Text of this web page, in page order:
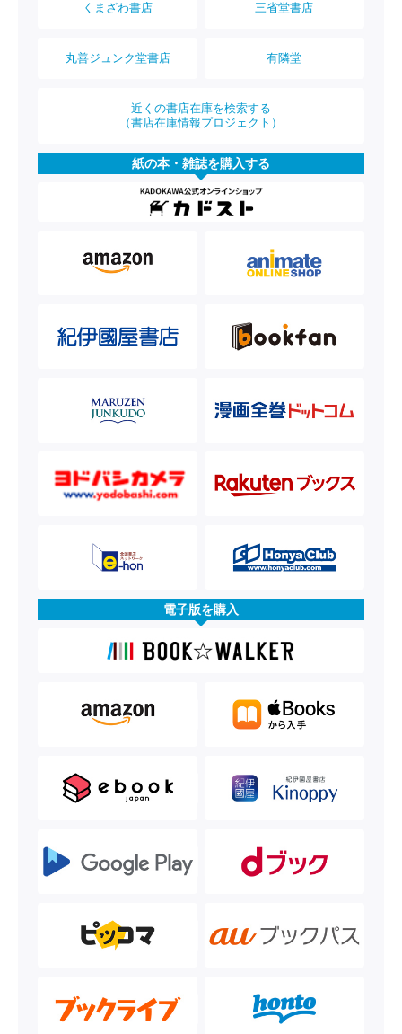
くまざわ書店 三省堂書店
丸善ジュンク堂書店 有隣堂
近くの書店在庫を検索する
（書店在庫情報プロジェクト）
紙の本・雑誌を購入する
電子版を購入